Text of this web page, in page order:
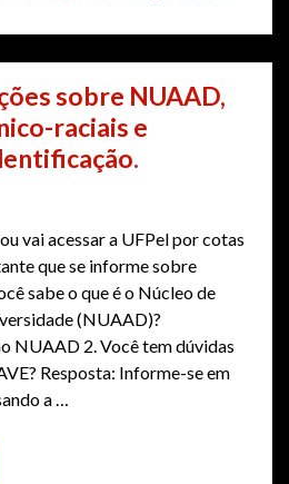
sobre NUAAD,
raciais e
vai acessar a UFPel por cotas
que se informe sobre
sabe o que é o Núcleo de
(NUAAD)?
NUAAD 2. Você tem dúvidas
Resposta: Informe-se em
a …